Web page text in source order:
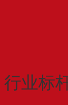
行业标